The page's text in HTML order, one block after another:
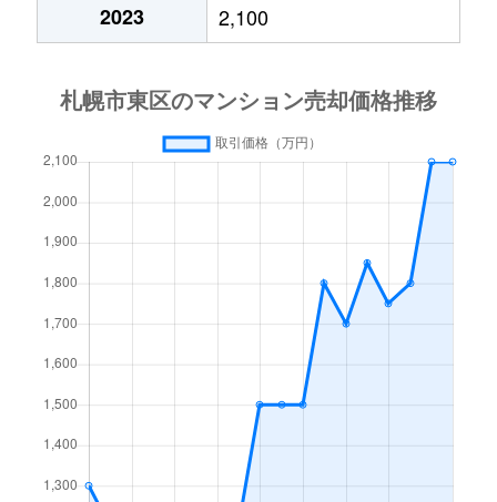
北１５条東
3,000万円
北１７条東
環状通東
2,700万円 環状通東
北１８条東
北１９条東
350万円 北18条
北１９条東
北18条
北18条
北２０条東
2,200万円 北18条
北２０条東
1,600万円
2023
2,100